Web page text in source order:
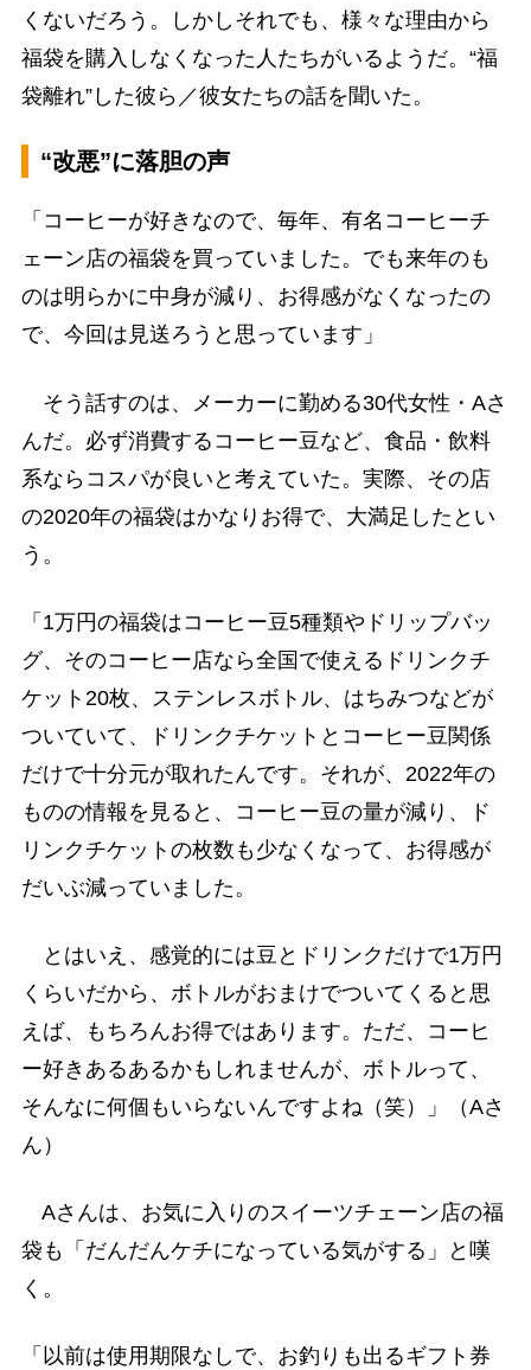
くないだろう。しかしそれでも、様々な理由から
福袋を購入しなくなった人たちがいるようだ。“福
袋離れ”した彼ら／彼女たちの話を聞いた。
“改悪”に落胆の声
「コーヒーが好きなので、毎年、有名コーヒーチ
ェーン店の福袋を買っていました。でも来年のも
のは明らかに中身が減り、お得感がなくなったの
で、今回は見送ろうと思っています」
そう話すのは、メーカーに勤める30代女性・Aさ
んだ。必ず消費するコーヒー豆など、食品・飲料
系ならコスパが良いと考えていた。実際、その店
の2020年の福袋はかなりお得で、大満足したとい
う。
「1万円の福袋はコーヒー豆5種類やドリップバッ
グ、そのコーヒー店なら全国で使えるドリンクチ
ケット20枚、ステンレスボトル、はちみつなどが
ついていて、ドリンクチケットとコーヒー豆関係
だけで十分元が取れたんです。それが、2022年の
ものの情報を見ると、コーヒー豆の量が減り、ド
リンクチケットの枚数も少なくなって、お得感が
だいぶ減っていました。
とはいえ、感覚的には豆とドリンクだけで1万円
くらいだから、ボトルがおまけでついてくると思
えば、もちろんお得ではあります。ただ、コーヒ
ー好きあるあるかもしれませんが、ボトルって、
そんなに何個もいらないんですよね（笑）」（Aさ
ん）
Aさんは、お気に入りのスイーツチェーン店の福
袋も「だんだんケチになっている気がする」と嘆
く。
「以前は使用期限なしで、お釣りも出るギフト券